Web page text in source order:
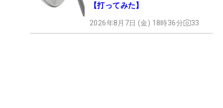
【打ってみた】
2026年8月7日 (金) 18時36分 33